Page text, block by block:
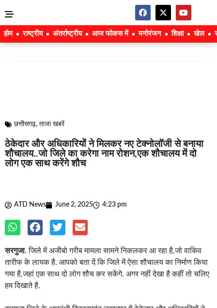
होम राष्ट्रीय अंतर्राष्ट्रीय आज फोकस में मनोरंजन शिक्षा खेल
छत्तीसगढ़, ताजा खबरें
ठेकेदार और अधिकारियों ने मिलकर नए टेक्नोलॉजी से बनाया
शौचालय..जो जिले का करेगा नाम रोशन,एक शौचालय में दो
लोग एक साथ करेंगे शौच
ATD News June 2, 2025 4:23 pm
सरगुजा. जिले में अजीबो गरीब मामला सामने निकलकर आ रहा है,जो वाकिव
तारीफ के लायक है. आपको बता दें कि जिले में ऐसा शौचालय का निर्माण किया
गया है,जहां एक साथ दो लोग शौच कर सकेंगे. अगर नहीं देखा है कहीं तो चलिए
हम दिखाते है.